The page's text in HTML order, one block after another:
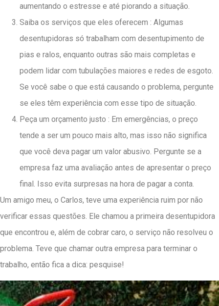
aumentando o estresse e até piorando a situação.
Saiba os serviços que eles oferecem : Algumas
desentupidoras só trabalham com desentupimento de
pias e ralos, enquanto outras são mais completas e
podem lidar com tubulações maiores e redes de esgoto.
Se você sabe o que está causando o problema, pergunte
se eles têm experiência com esse tipo de situação.
Peça um orçamento justo : Em emergências, o preço
tende a ser um pouco mais alto, mas isso não significa
que você deva pagar um valor abusivo. Pergunte se a
empresa faz uma avaliação antes de apresentar o preço
final. Isso evita surpresas na hora de pagar a conta.
Um amigo meu, o Carlos, teve uma experiência ruim por não
verificar essas questões. Ele chamou a primeira desentupidora
que encontrou e, além de cobrar caro, o serviço não resolveu o
problema. Teve que chamar outra empresa para terminar o
trabalho, então fica a dica: pesquise!